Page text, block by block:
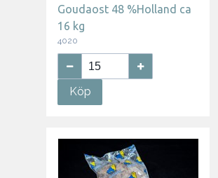
Goudaost 48 %Holland ca
16 kg
4020
Köp